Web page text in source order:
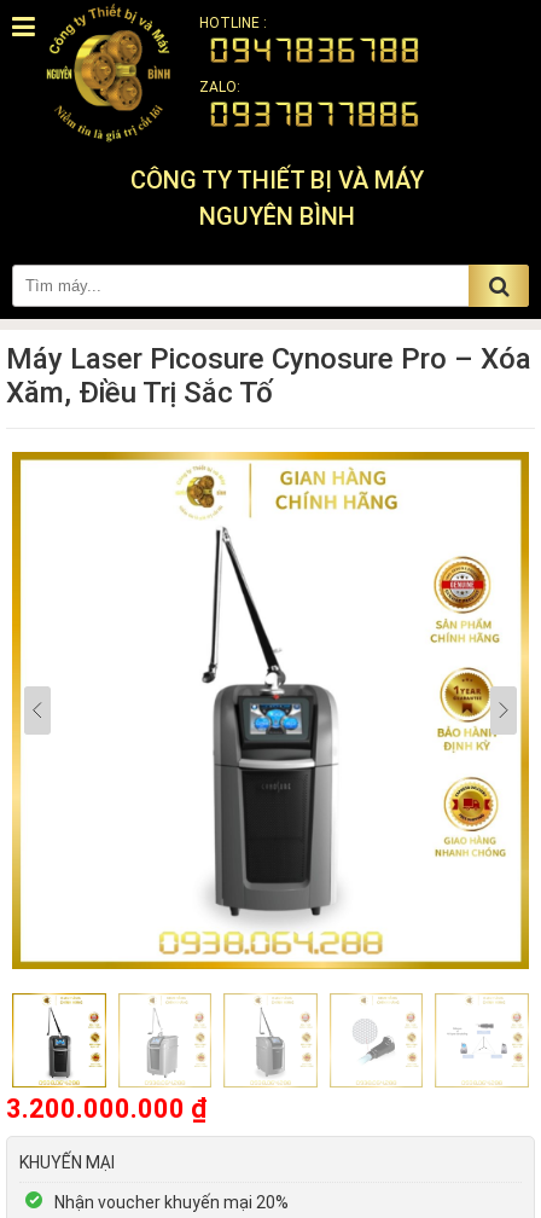
CÔNG TY THIẾT BỊ VÀ MÁY
NGUYÊN BÌNH
HOTLINE :
ZALO:
Máy Laser Picosure Cynosure Pro – Xóa
Xăm, Điều Trị Sắc Tố
3.200.000.000 ₫
KHUYẾN MẠI
Nhận voucher khuyến mại 20%